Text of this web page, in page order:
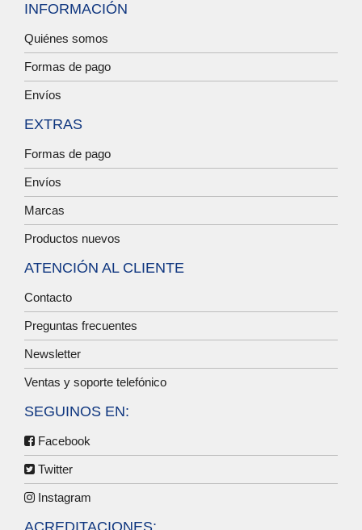
INFORMACIÓN
Quiénes somos
Formas de pago
Envíos
EXTRAS
Formas de pago
Envíos
Marcas
Productos nuevos
ATENCIÓN AL CLIENTE
Contacto
Preguntas frecuentes
Newsletter
Ventas y soporte telefónico
SEGUINOS EN:
Facebook
Twitter
Instagram